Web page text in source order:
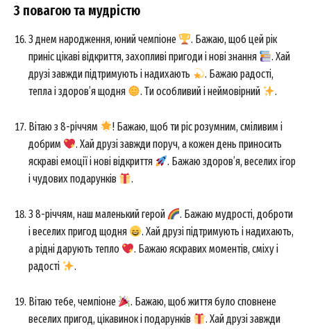
З повагою та мудрістю
З днем народження, юний чемпіоне
. Бажаю, щоб цей рік
приніс цікаві відкриття, захопливі пригоди і нові знання
. Хай
друзі завжди підтримують і надихають
. Бажаю радості,
тепла і здоров’я щодня
. Ти особливий і неймовірний .
Вітаю з 8-річчям
! Бажаю, щоб ти ріс розумним, сміливим і
добрим
. Хай друзі завжди поруч, а кожен день приносить
яскраві емоції і нові відкриття
. Бажаю здоров’я, веселих ігор
і чудових подарунків
.
З 8-річчям, наш маленький герой
. Бажаю мудрості, доброти
і веселих пригод щодня
. Хай друзі підтримують і надихають,
а рідні дарують тепло
. Бажаю яскравих моментів, сміху і
радості
.
Вітаю тебе, чемпіоне
. Бажаю, щоб життя було сповнене
веселих пригод, цікавинок і подарунків
. Хай друзі завжди